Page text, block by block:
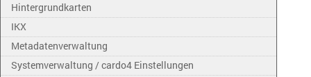
Hintergrundkarten
IKX
Metadatenverwaltung
Systemverwaltung / cardo4 Einstellungen